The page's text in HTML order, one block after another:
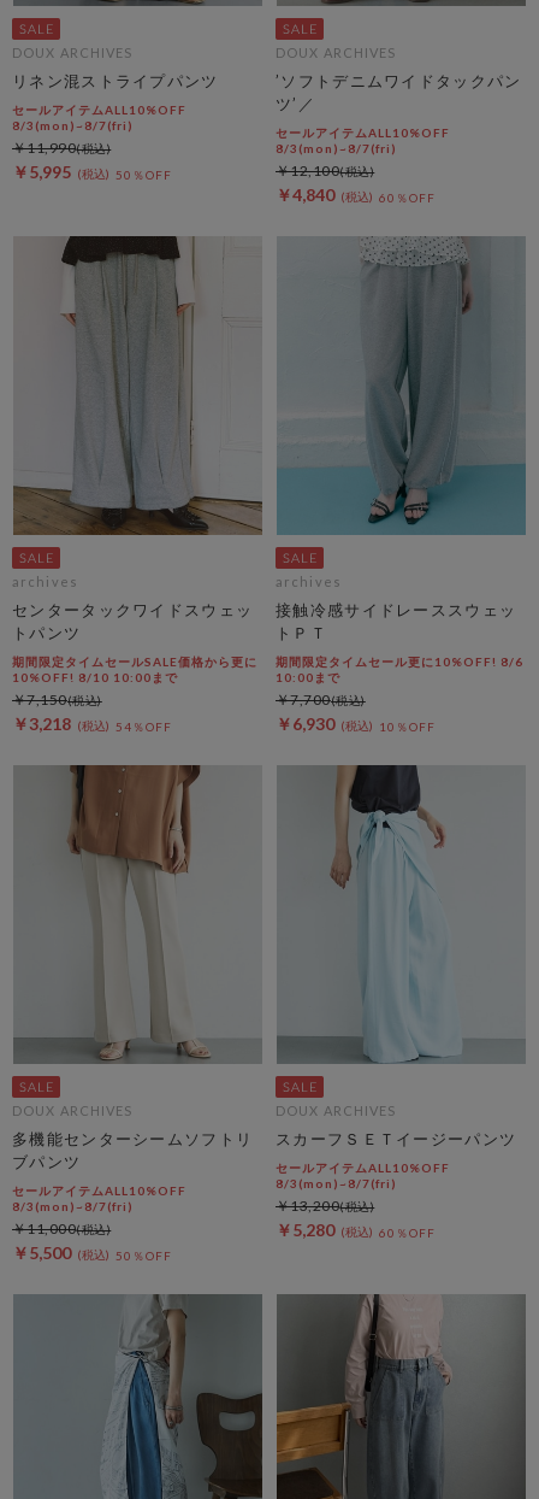
DOUX ARCHIVES
リネン混ストライプパンツ
セールアイテムALL10%OFF
8/3(mon)~8/7(fri)
￥5,995 50％OFF
￥11,990
DOUX ARCHIVES
’ソフトデニムワイドタックパン
ツ’／
セールアイテムALL10%OFF
8/3(mon)~8/7(fri)
￥4,840 60％OFF
￥12,100
archives
センタータックワイドスウェッ
トパンツ
期間限定タイムセールSALE価格から更に
10%OFF! 8/10 10:00まで
￥3,218 54％OFF
￥7,150
archives
接触冷感サイドレーススウェッ
トＰＴ
期間限定タイムセール更に10%OFF! 8/6
10:00まで
￥6,930 10％OFF
￥7,700
DOUX ARCHIVES
多機能センターシームソフトリ
ブパンツ
セールアイテムALL10%OFF
8/3(mon)~8/7(fri)
￥5,500 50％OFF
￥11,000
DOUX ARCHIVES
スカーフＳＥＴイージーパンツ
セールアイテムALL10%OFF
8/3(mon)~8/7(fri)
￥5,280 60％OFF
￥13,200